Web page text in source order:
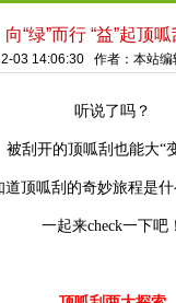
向“绿”而行 “益”起顶呱
03 14:06:30 作者：本站
听说了吗？
被刮开的顶呱刮也能大“
道顶呱刮的奇妙旅程是什
一起来check一下吧！